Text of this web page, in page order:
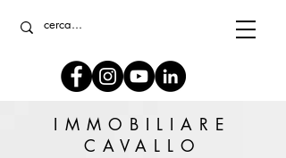
IMMOBILIARE
CAVALLO